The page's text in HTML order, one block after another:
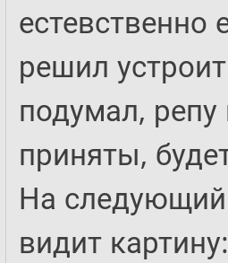
естевственно
решил
подумал,
приняты,
На следующий
видит